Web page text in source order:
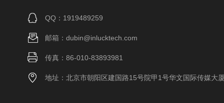
QQ：1919489259
邮箱：dubin@inlucktech.com
传真：86-010-83893981
地址：北京市朝阳区建国路15号院甲1号华文国际传媒大